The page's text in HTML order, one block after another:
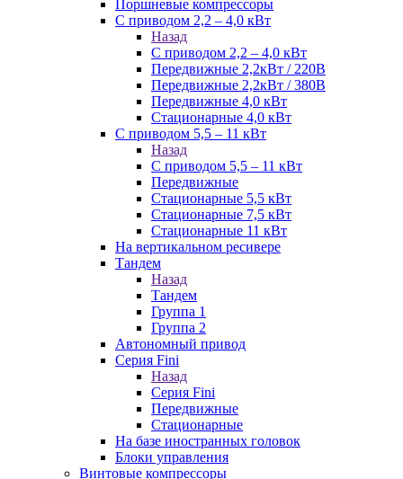
Поршневые компрессоры
С приводом 2,2 – 4,0 кВт
Назад
С приводом 2,2 – 4,0 кВт
Передвижные 2,2кВт / 220В
Передвижные 2,2кВт / 380В
Передвижные 4,0 кВт
Стационарные 4,0 кВт
С приводом 5,5 – 11 кВт
Назад
С приводом 5,5 – 11 кВт
Передвижные
Стационарные 5,5 кВт
Стационарные 7,5 кВт
Стационарные 11 кВт
На вертикальном ресивере
Тандем
Назад
Тандем
Группа 1
Группа 2
Автономный привод
Серия Fini
Назад
Серия Fini
Передвижные
Стационарные
На базе иностранных головок
Блоки управления
Винтовые компрессоры